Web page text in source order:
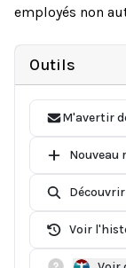
employés non
Outils
M'avertir
Nouveau
Découvrir
Voir